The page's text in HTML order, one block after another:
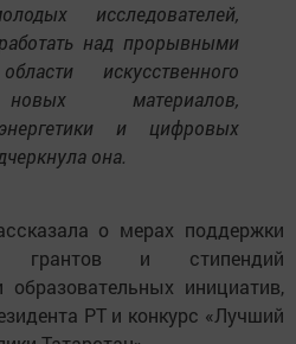
исследователей,
над прорывными
искусственного
материалов,
и цифровых
она.
о мерах поддержки
и стипендий
инициатив,
РТ и конкурс «Лучший